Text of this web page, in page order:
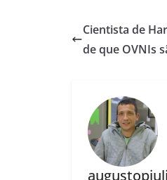
Cientista de
de que OVNIs